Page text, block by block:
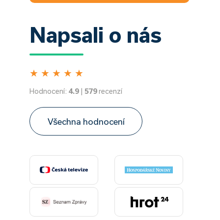
Napsali o nás
★ ★ ★ ★ ★
Hodnocení: 4.9 | 579recenzí
Všechna hodnocení